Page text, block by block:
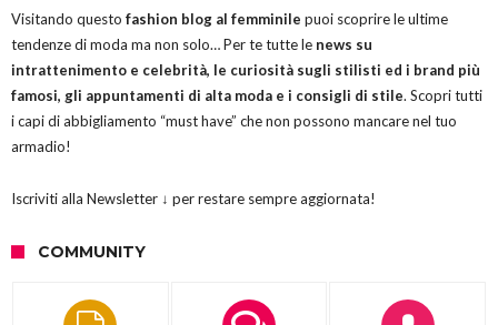
Visitando questo fashion blog al femminile puoi scoprire le ultime
tendenze di moda ma non solo… Per te tutte le news su
intrattenimento e celebrità, le curiosità sugli stilisti ed i brand più
famosi, gli appuntamenti di alta moda e i consigli di stile. Scopri tutti
i capi di abbigliamento “must have” che non possono mancare nel tuo
armadio!
Iscriviti alla Newsletter ↓ per restare sempre aggiornata!
COMMUNITY